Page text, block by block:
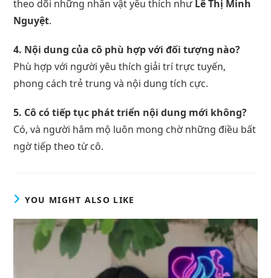
theo dõi những nhân vật yêu thích như Lê Thị Minh
Nguyệt.
4. Nội dung của cô phù hợp với đối tượng nào?
Phù hợp với người yêu thích giải trí trực tuyến,
phong cách trẻ trung và nội dung tích cực.
5. Cô có tiếp tục phát triển nội dung mới không?
Có, và người hâm mộ luôn mong chờ những điều bất
ngờ tiếp theo từ cô.
YOU MIGHT ALSO LIKE